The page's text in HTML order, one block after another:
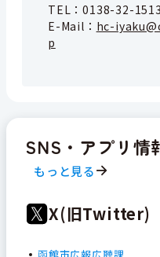
TEL：0138-32-1513
E-Mail： hc-
p
SNS・アプリ情
もっと見る
X(旧Twitter)
函館市広報広聴課